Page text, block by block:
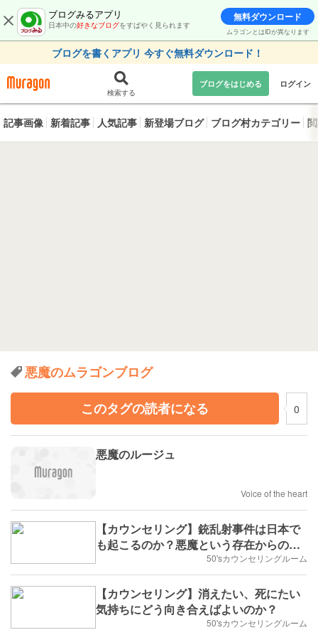
ブログみるアプリ
日本中の好きなブログをすばやく見られます
無料ダウンロード
ムラゴンとはIDが異なります
ブログを書くアプリ 今すぐ無料ダウンロード！
検索する
ブログをはじめる ログイン
記事画像 新着記事 人気記事 新登場ブログ ブログ村カテゴリー
悪魔のムラゴンブログ
このタグの読者になる
0
悪魔のルージュ
Voice of the heart
【カウンセリング】銃乱射事件は日本で
も起こるのか？悪魔という存在からの影
50'sカウンセリングルーム
【カウンセリング】消えたい、死にたい
気持ちにどう向き合えばよいのか？
50'sカウンセリングルーム